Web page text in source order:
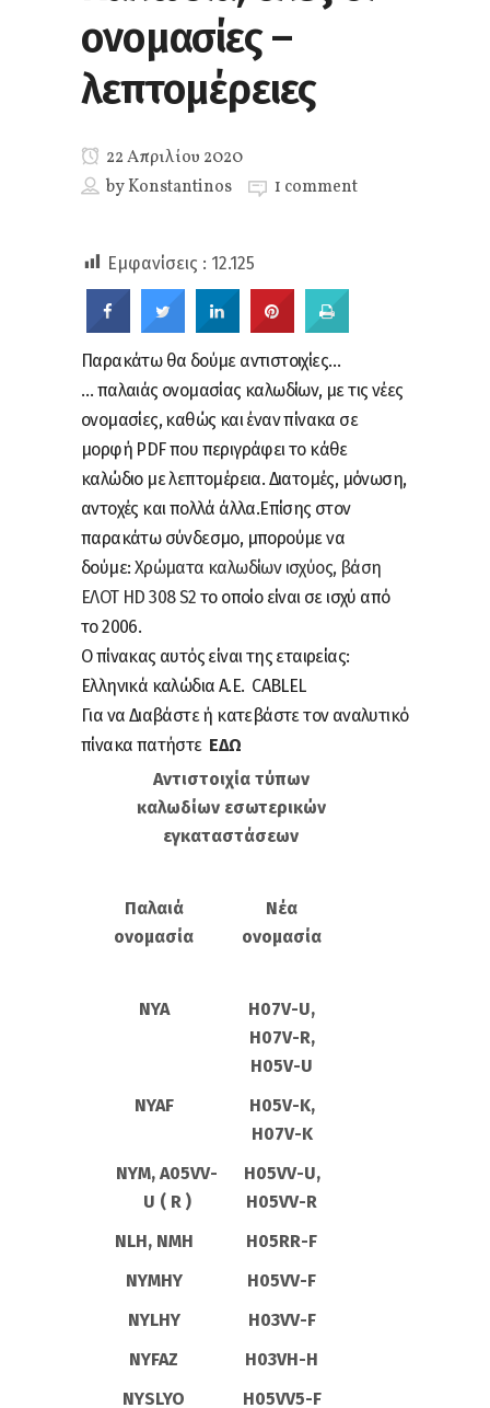
ονομασίες –
λεπτομέρειες
22 Απριλίου 2020
byKonstantinos 1 comment
Εμφανίσεις : 12.125
Παρακάτω θα δούμε αντιστοιχίες…
… παλαιάς ονομασίας καλωδίων, με τις νέες
ονομασίες, καθώς και έναν πίνακα σε
μορφή PDF που περιγράφει το κάθε
καλώδιο με λεπτομέρεια. Διατομές, μόνωση,
αντοχές και πολλά άλλα.Επίσης στον
παρακάτω σύνδεσμο, μπορούμε να
δούμε: Χρώματα καλωδίων ισχύος, βάση
ΕΛΟΤ HD 308 S2 το οποίο είναι σε ισχύ από
το 2006.
Ο πίνακας αυτός είναι της εταιρείας:
Ελληνικά καλώδια Α.Ε. CABLEL
Για να Διαβάστε ή κατεβάστε τον αναλυτικό
πίνακα πατήστε ΕΔΩ
Αντιστοιχία τύπων
καλωδίων εσωτερικών
εγκαταστάσεων
Παλαιά
ονομασία
Νέα
ονομασία
NYA
H07V-U,
H07V-R,
H05V-U
NYAF
H05V-K,
H07V-K
NYM, A05VV-
U ( R )
H05VV-U,
H05VV-R
NLH, NMH
H05RR-F
NYMHY
H05VV-F
NYLHY
H03VV-F
NYFAZ
H03VH-H
NYSLYO
H05VV5-F